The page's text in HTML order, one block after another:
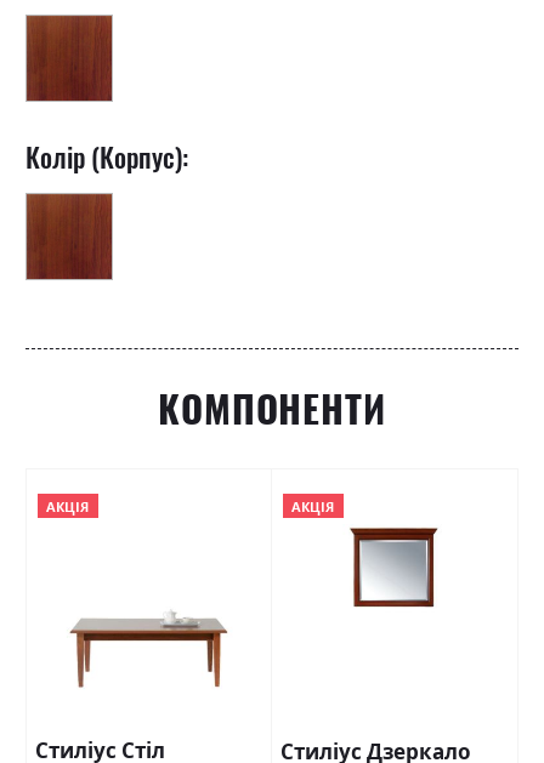
Колір (Корпус):
КОМПОНЕНТИ
АКЦІЯ
Стиліус Стіл
АКЦІЯ
Стиліус Дзеркало